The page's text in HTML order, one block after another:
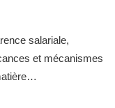
salariale,
et mécanismes